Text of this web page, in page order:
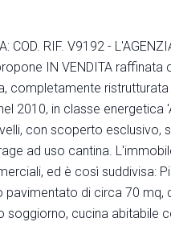
COD. RIF. V9192 -
IN VENDITA raffinata
completamente ristrutturata
2010, in classe energetica
con scoperto esclusivo,
ad uso cantina.
ed è così suddivisa:
di circa 70 mq,
soggiorno, cucina abitabile